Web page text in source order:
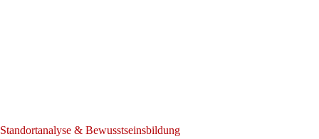
Standortanalyse & Bewusstseinsbildung